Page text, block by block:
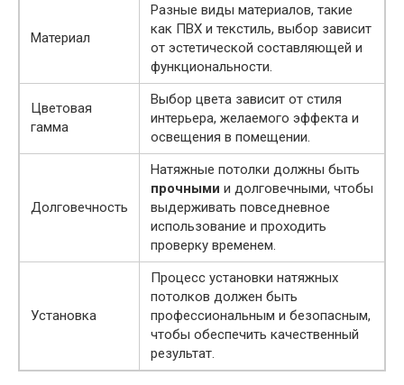
Материал
Разные виды материалов, такие
как ПВХ и текстиль, выбор зависит
от эстетической составляющей и
функциональности.
Цветовая
гамма
Выбор цвета зависит от стиля
интерьера, желаемого эффекта и
освещения в помещении.
Долговечность
Натяжные потолки должны быть
прочными и долговечными, чтобы
выдерживать повседневное
использование и проходить
проверку временем.
Установка
Процесс установки натяжных
потолков должен быть
профессиональным и безопасным,
чтобы обеспечить качественный
результат.